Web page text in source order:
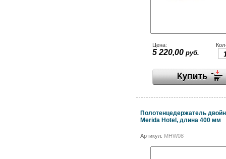
Цена:
5 220,00 руб.
Полотенцедержатель
Merida Hotel, длина 400 мм
Артикул: MHW08